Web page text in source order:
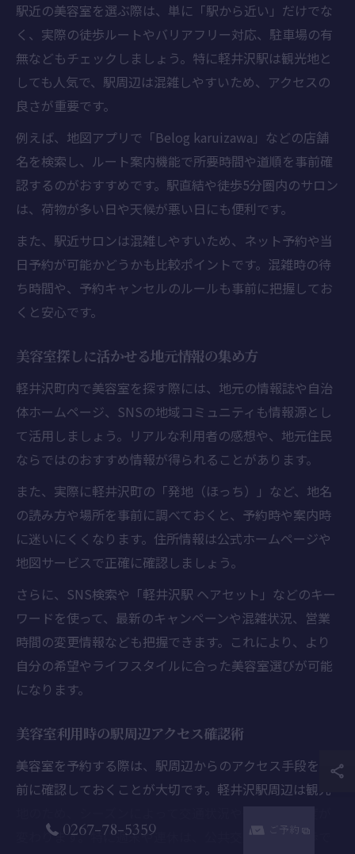
駅近の美容室を選ぶ際は、単に「駅から近い」だけでな
く、実際の徒歩ルートやバリアフリー対応、駐車場の有
無などもチェックしましょう。特に軽井沢駅は観光地と
しても人気で、駅周辺は混雑しやすいため、アクセスの
良さが重要です。
例えば、地図アプリで「Belog karuizawa」などの店舗
名を検索し、ルート案内機能で所要時間や道順を事前確
認するのがおすすめです。駅直結や徒歩5分圏内のサロン
は、荷物が多い日や天候が悪い日にも便利です。
また、駅近サロンは混雑しやすいため、ネット予約や当
日予約が可能かどうかも比較ポイントです。混雑時の待
ち時間や、予約キャンセルのルールも事前に把握してお
くと安心です。
美容室探しに活かせる地元情報の集め方
軽井沢町内で美容室を探す際には、地元の情報誌や自治
体ホームページ、SNSの地域コミュニティも情報源とし
て活用しましょう。リアルな利用者の感想や、地元住民
ならではのおすすめ情報が得られることがあります。
また、実際に軽井沢町の「発地（ほっち）」など、地名
の読み方や場所を事前に調べておくと、予約時や案内時
に迷いにくくなります。住所情報は公式ホームページや
地図サービスで正確に確認しましょう。
さらに、SNS検索や「軽井沢駅 ヘアセット」などのキー
ワードを使って、最新のキャンペーンや混雑状況、営業
時間の変更情報なども把握できます。これにより、より
自分の希望やライフスタイルに合った美容室選びが可能
になります。
美容室利用時の駅周辺アクセス確認術
美容室を予約する際は、駅周辺からのアクセス手段を事
前に確認しておくことが大切です。軽井沢駅周辺は観光
変わります。特に週末や連休は、公共交通機関や徒歩で
0267-78-5359 ご予約